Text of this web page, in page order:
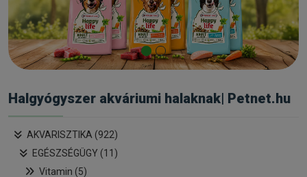
Halgyógyszer akváriumi halaknak| Petnet.hu
AKVARISZTIKA (922)
EGÉSZSÉGÜGY (11)
Vitamin (5)